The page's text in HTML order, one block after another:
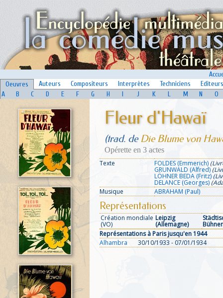
Oeuvres
Auteurs Compositeurs Interprètes Techniciens
Editeurs
A
B C D E F G H I J K L M N O
Fleur d'Hawaï
(trad. deDie Blume von
Opérette en 3 actes
Texte
FOLDES (Emmerich)
GRUNWALD (Alfred)
LÖHNER BEDA (Fritz)
DELANCE (Georges)
Musique
ABRAHAM (Paul)
Représentations
Création mondiale
(VO)
Leipzig
(Allemagne)
Représentations à Paris jusqu'en 1944
Alhambra
30/10/1933 - 07/01/1934